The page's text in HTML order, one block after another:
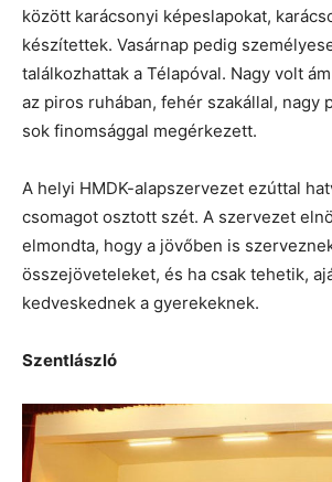
között karácsonyi képeslapokat,
készítettek. Vasárnap pedig
találkozhattak a Télapóval. Nagy volt
az piros ruhában, fehér szakállal, nagy
sok finomsággal megérkezett.
A helyi HMDK-alapszervezet ezúttal
csomagot osztott szét. A szervezet
elmondta, hogy a jövőben is
összejöveteleket, és ha csak tehetik,
kedveskednek a gyerekeknek.
Szentlászló